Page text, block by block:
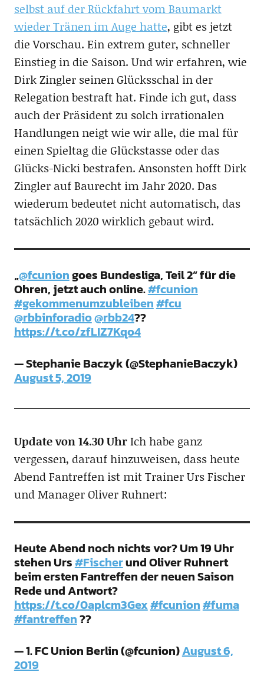
selbst auf der Rückfahrt vom Baumarkt
wieder Tränen im Auge hatte, gibt es jetzt
die Vorschau. Ein extrem guter, schneller
Einstieg in die Saison. Und wir erfahren, wie
Dirk Zingler seinen Glücksschal in der
Relegation bestraft hat. Finde ich gut, dass
auch der Präsident zu solch irrationalen
Handlungen neigt wie wir alle, die mal für
einen Spieltag die Glückstasse oder das
Glücks-Nicki bestrafen. Ansonsten hofft Dirk
Zingler auf Baurecht im Jahr 2020. Das
wiederum bedeutet nicht automatisch, das
tatsächlich 2020 wirklich gebaut wird.
„@fcuniongoes Bundesliga, Teil 2“ für die
Ohren, jetzt auch online.#fcunion
#gekommenumzubleiben#fcu
@rbbinforadio@rbb24??
https://t.co/zfLIZ7Kqo4
— Stephanie Baczyk (@StephanieBaczyk)
August 5, 2019
Update von 14.30 UhrIch habe ganz
vergessen, darauf hinzuweisen, dass heute
Abend Fantreffen ist mit Trainer Urs Fischer
und Manager Oliver Ruhnert:
Heute Abend noch nichts vor? Um 19 Uhr
stehen Urs#Fischerund Oliver Ruhnert
beim ersten Fantreffen der neuen Saison
Rede und Antwort?
https://t.co/0aplcm3Gex#fcunion#fuma
#fantreffen??
— 1. FC Union Berlin (@fcunion)August 6,
2019